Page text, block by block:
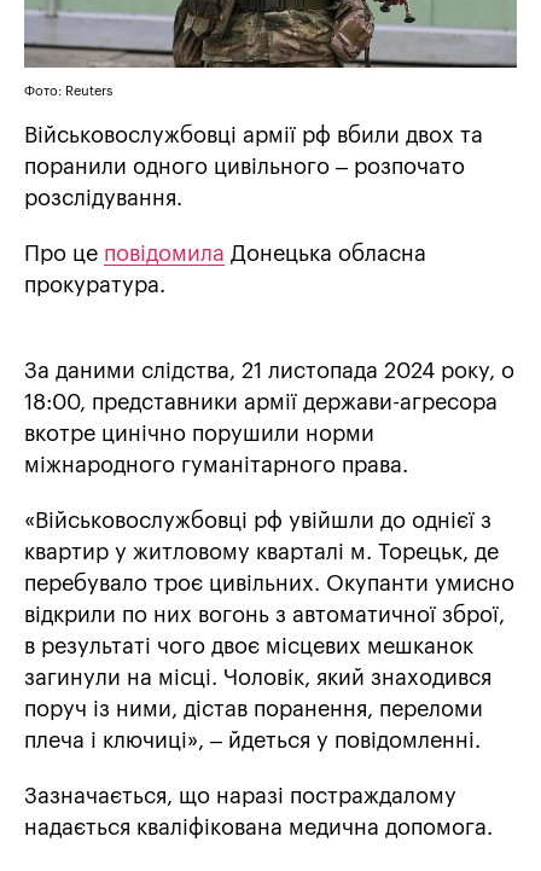
Фото: Reuters
Військовослужбовці армії рф вбили двох та
поранили одного цивільного – розпочато
розслідування.
Про це повідомила Донецька обласна
прокуратура.
За даними слідства, 21 листопада 2024 року, о
18:00, представники армії держави-агресора
вкотре цинічно порушили норми
міжнародного гуманітарного права.
«Військовослужбовці рф увійшли до однієї з
квартир у житловому кварталі м. Торецьк, де
перебувало троє цивільних. Окупанти умисно
відкрили по них вогонь з автоматичної зброї,
в результаті чого двоє місцевих мешканок
загинули на місці. Чоловік, який знаходився
поруч із ними, дістав поранення, переломи
плеча і ключиці», – йдеться у повідомленні.
Зазначається, що наразі постраждалому
надається кваліфікована медична допомога.